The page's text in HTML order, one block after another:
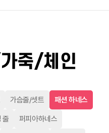
죽/체인
가슴줄/셋트 패션 하네스
줄 퍼피아하네스